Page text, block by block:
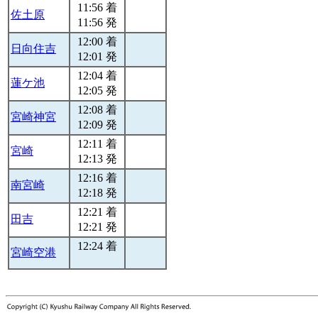
佐土原
11:56 着
11:56 発
日向住吉
12:00 着
12:01 発
蓮ケ池
12:04 着
12:05 発
宮崎神宮
12:08 着
12:09 発
宮崎
12:11 着
12:13 発
南宮崎
12:16 着
12:18 発
田吉
12:21 着
12:21 発
宮崎空港
12:24 着